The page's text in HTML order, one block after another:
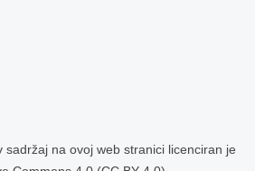
sadržaj na ovoj web stranici licenciran je